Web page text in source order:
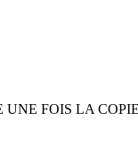
FOIS LA